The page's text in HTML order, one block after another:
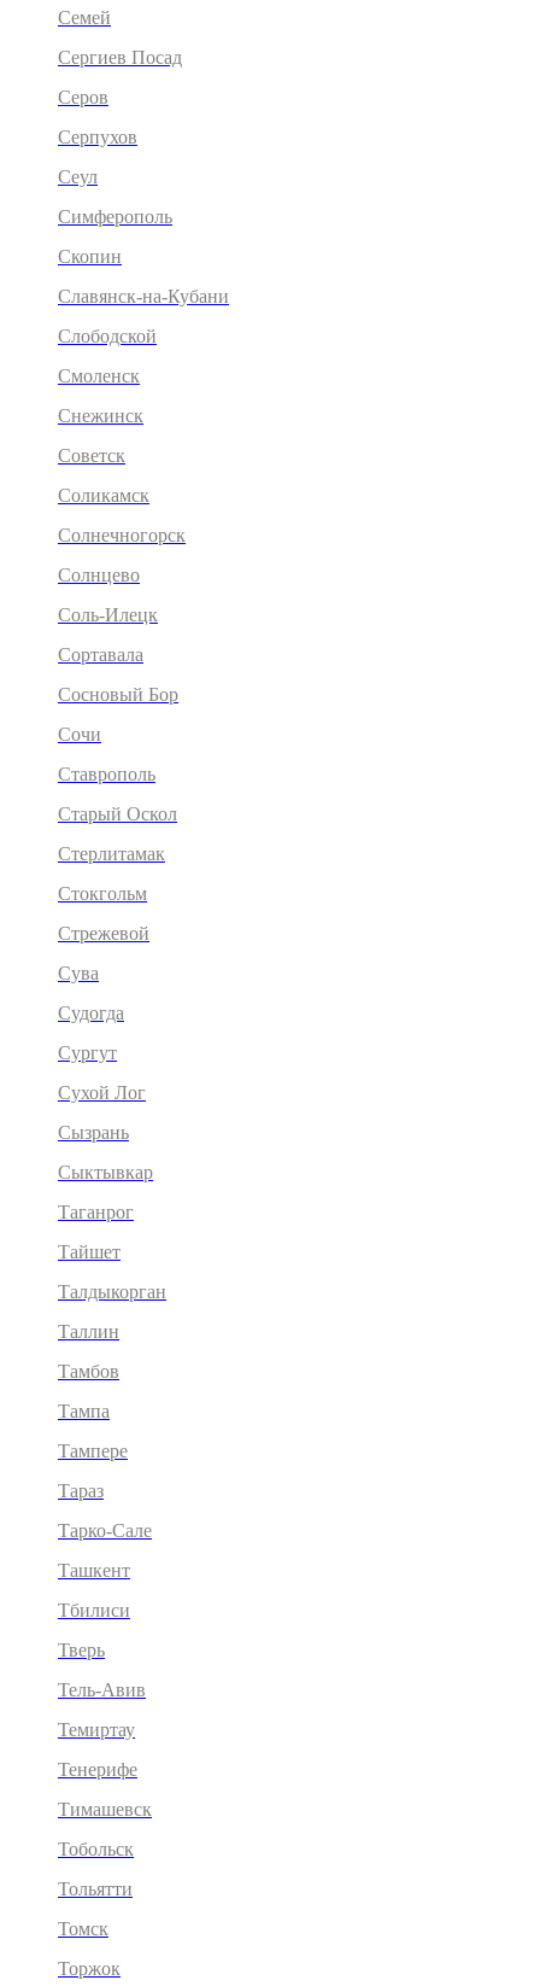
Семей
Сергиев Посад
Серов
Серпухов
Сеул
Симферополь
Скопин
Славянск-на-Кубани
Слободской
Смоленск
Снежинск
Советск
Соликамск
Солнечногорск
Солнцево
Соль-Илецк
Сортавала
Сосновый Бор
Сочи
Ставрополь
Старый Оскол
Стерлитамак
Стокгольм
Стрежевой
Сува
Судогда
Сургут
Сухой Лог
Сызрань
Сыктывкар
Таганрог
Тайшет
Талдыкорган
Таллин
Тамбов
Тампа
Тампере
Тараз
Тарко-Сале
Ташкент
Тбилиси
Тверь
Тель-Авив
Темиртау
Тенерифе
Тимашевск
Тобольск
Тольятти
Томск
Торжок